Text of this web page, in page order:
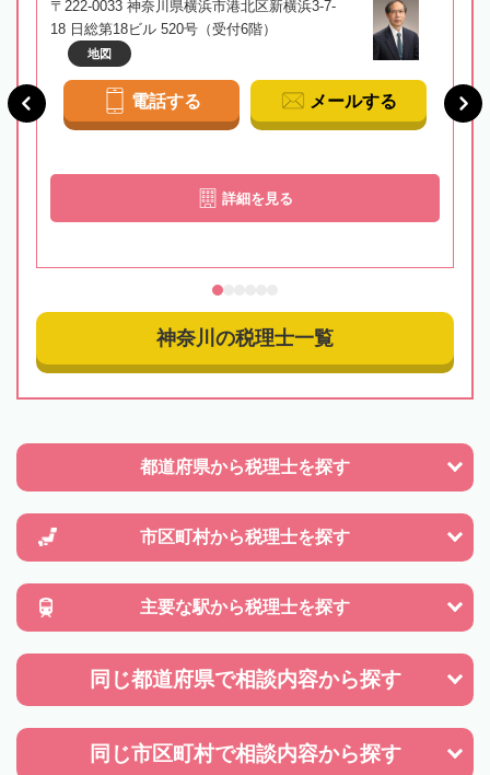
〒222-0033 神奈川県横浜市港北区新横浜3-7-
18 日総第18ビル 520号（受付6階）
地図
電話する メールする
詳細を見る
神奈川の税理士一覧
都道府県から税理士を探す
市区町村から税理士を探す
主要な駅から税理士を探す
同じ都道府県で相談内容から探す
同じ市区町村で相談内容から探す